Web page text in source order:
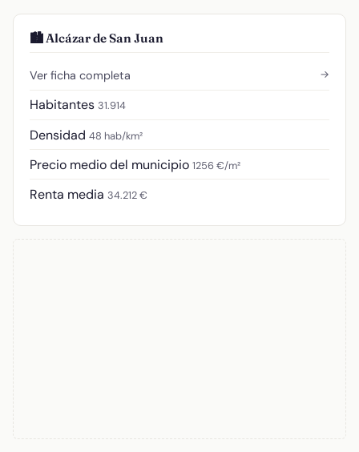
🏙️ Alcázar de San Juan
Ver ficha completa →
Habitantes 31.914
Densidad 48 hab/km²
Precio medio del municipio 1256 €/m²
Renta media 34.212 €